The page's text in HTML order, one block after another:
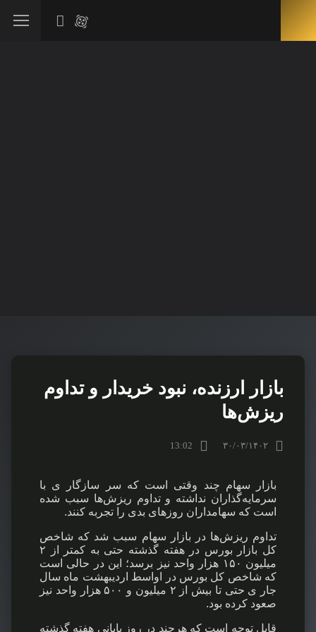
بازار ارزنده، نبود خریدار و تداوم
ریزش‌ها
۳۰/۰۳/۱۴۰۲ 13:02
بازار سهام چند وقتی است که سر سازگار ی با
سرمایه‌گذاران نداشته و تداوم ریزش‌ها سبب شده
است که سهامداران روزهای بدی را تجربه کنند.
تداوم ریزش‌ها در بازار سهام سبب شد که شاخص
کل بازار بورس در هفته گذشته حتی به کمتر از ۲
میلیون ۱۵۰ هزار واحد نیز برسد؛ این در حالی است
که شاخص کل بورس در اواسط اردیبهشت ماه سال
جار ی حتی تا بیش از ۲ میلیون و ۵۰۰ هزار واحد نیز
صعود کرده بود.
قابل توجه است که هرچند در روز پایانی هفته گذشته